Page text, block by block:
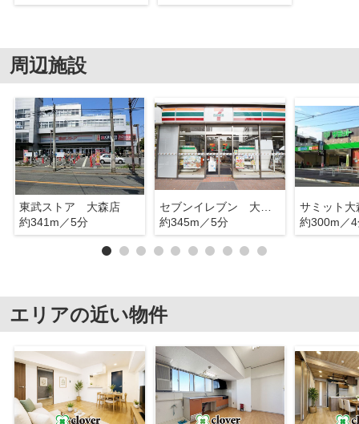
周辺施設
東武ストア 大森店
約341m／5分
セブンイレブン 大田区大森西2丁目店
約345m／5分
サミット大
約300m／
エリアの近い物件